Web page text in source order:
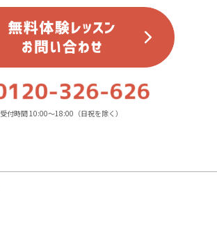
受付時間 10:00～18:00（日祝を除く）